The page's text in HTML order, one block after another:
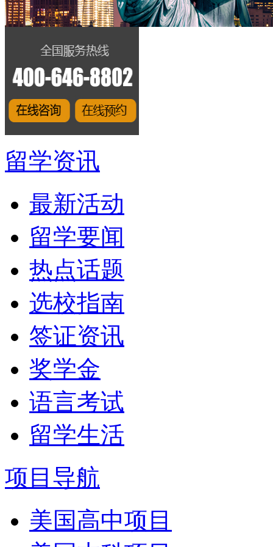
留学资讯
最新活动
留学要闻
热点话题
选校指南
签证资讯
奖学金
语言考试
留学生活
项目导航
美国高中项目